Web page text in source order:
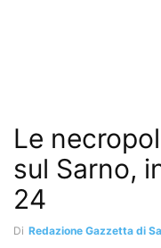
Le
sul Sarno,
24
Di Redazione Gazzetta di